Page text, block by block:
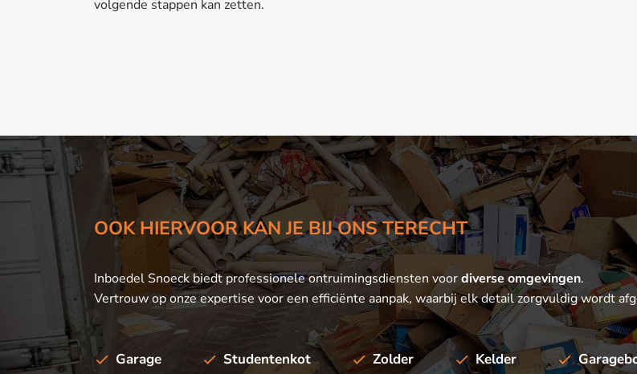
volgende stappen kan zetten.
OOK HIERVOOR KAN JE BIJ ONS TERECHT
Inboedel Snoeck biedt professionele ontruimingsdiensten voordiverse omgevingen.
Vertrouw op onze expertise voor een efficiënte aanpak, waarbij elk detail zorgvuldig wordt
Garage Studentenkot Zolder Kelder